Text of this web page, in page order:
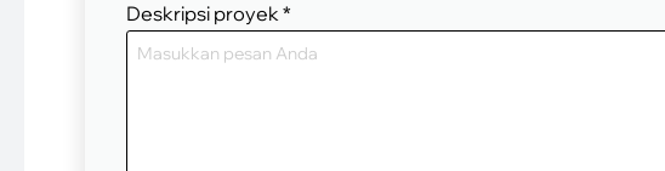
Deskripsi proyek*